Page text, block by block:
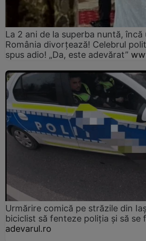
La 2 ani de la superba nuntă,
România divorțează! Celebrul
spus adio! „Da, este adevărat”
Urmărire comică pe străzile din
biciclist să fenteze poliția și să se
adevarul.ro